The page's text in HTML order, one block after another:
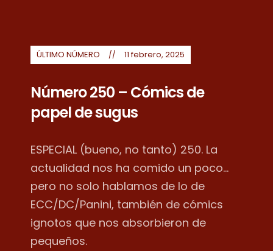
ÚLTIMO NÚMERO 11 febrero, 2025
Número 250 – Cómics de
papel de sugus
ESPECIAL (bueno, no tanto) 250. La
actualidad nos ha comido un poco...
pero no solo hablamos de lo de
ECC/DC/Panini, también de cómics
ignotos que nos absorbieron de
pequeños.